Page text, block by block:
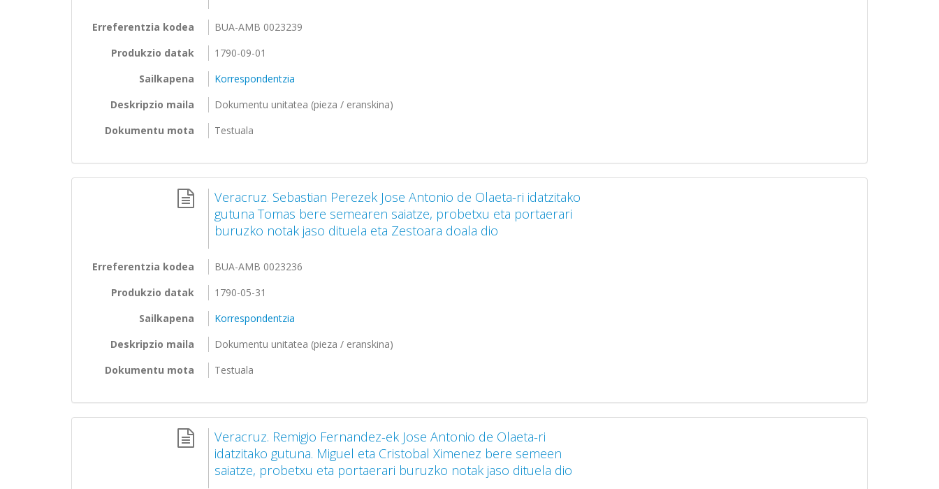
Erreferentzia kodea
BUA-AMB 0023239
Produkzio datak
1790-09-01
Sailkapena
Korrespondentzia
Deskripzio maila
Dokumentu unitatea (pieza / eranskina)
Dokumentu mota
Testuala
Veracruz. Sebastian Perezek Jose Antonio de Olaeta-ri idatzitako
gutuna Tomas bere semearen saiatze, probetxu eta portaerari
buruzko notak jaso dituela eta Zestoara doala dio
Erreferentzia kodea
BUA-AMB 0023236
Produkzio datak
1790-05-31
Sailkapena
Korrespondentzia
Deskripzio maila
Dokumentu unitatea (pieza / eranskina)
Dokumentu mota
Testuala
Veracruz. Remigio Fernandez-ek Jose Antonio de Olaeta-ri
idatzitako gutuna. Miguel eta Cristobal Ximenez bere semeen
saiatze, probetxu eta portaerari buruzko notak jaso dituela dio